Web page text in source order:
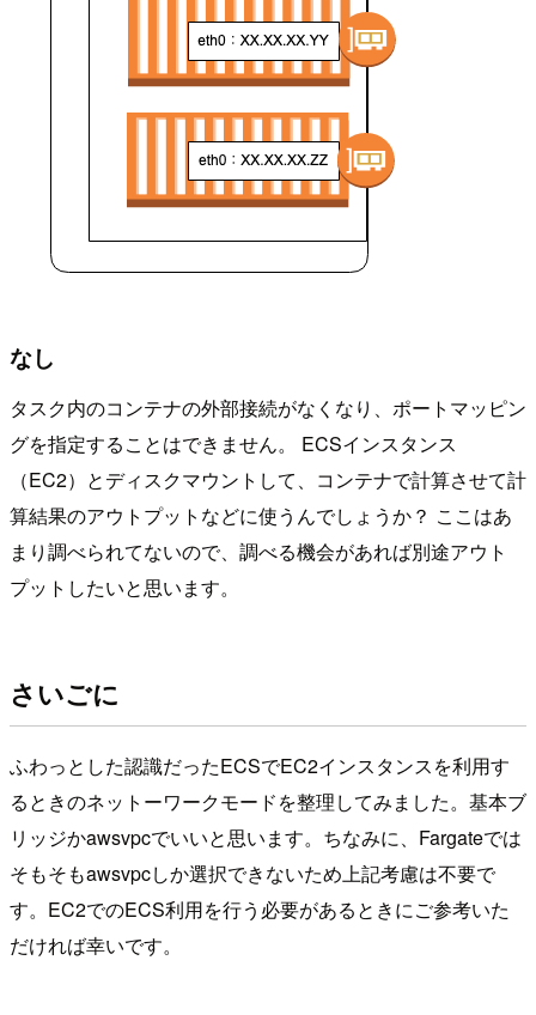
なし
タスク内のコンテナの外部接続がなくなり、ポートマッピン
グを指定することはできません。 ECSインスタンス
（EC2）とディスクマウントして、コンテナで計算させて計
算結果のアウトプットなどに使うんでしょうか？ ここはあ
まり調べられてないので、調べる機会があれば別途アウト
プットしたいと思います。
さいごに
ふわっとした認識だったECSでEC2インスタンスを利用す
るときのネットーワークモードを整理してみました。基本ブ
リッジかawsvpcでいいと思います。ちなみに、Fargateでは
そもそもawsvpcしか選択できないため上記考慮は不要で
す。EC2でのECS利用を行う必要があるときにご参考いた
だければ幸いです。